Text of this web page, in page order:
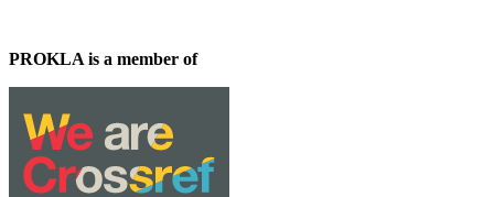
PROKLA is a member of